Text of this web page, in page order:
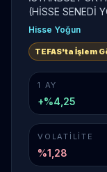
(HİSSE SENEDİ
Hisse Yoğun
TEFAS'ta İşlem
1 AY
+%4,25
VOLATILITE
%1,28